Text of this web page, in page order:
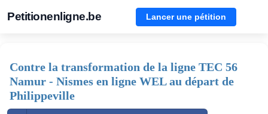
Petitionenligne.be Lancer une pétition
Contre la transformation de la ligne TEC 56
Namur - Nismes en ligne WEL au départ de
Philippeville